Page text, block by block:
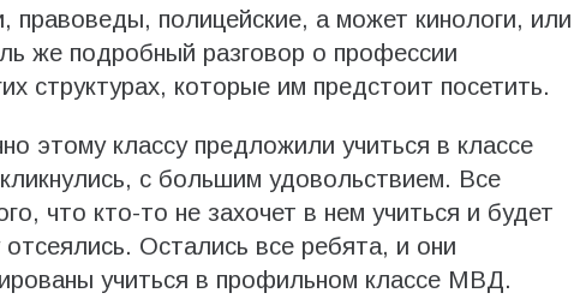
правоведы, полицейские, а может кинологи, или
же подробный разговор о профессии
структурах, которые им предстоит посетить.
этому классу предложили учиться в классе
с большим удовольствием. Все
что кто-то не захочет в нем учиться и будет
отсеялись. Остались все ребята, и они
учиться в профильном классе МВД.